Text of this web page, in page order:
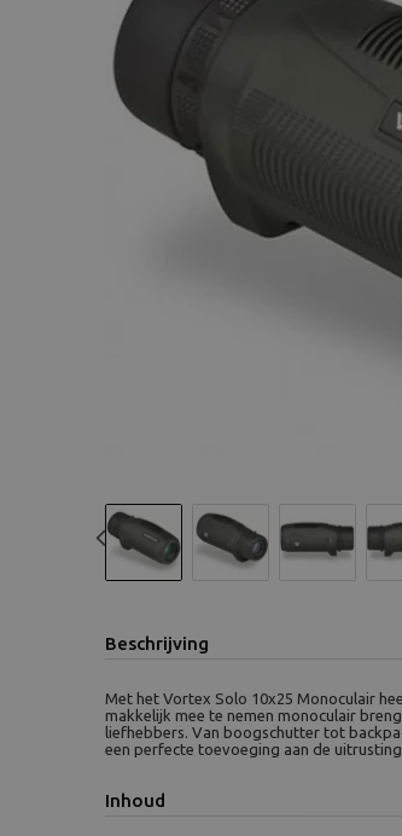
Previous
Beschrijving
Met het Vortex Solo 10x25 Monoculair
makkelijk mee te nemen monoculair
liefhebbers. Van boogschutter tot
een perfecte toevoeging aan de
Inhoud